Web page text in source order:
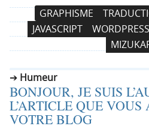
a
t
i
o
a
u
c
o
GRAPHISME
JAVASCRIPT
WORDPRESS
Humeur
BONJOUR, JE SUIS
L’ARTICLE QUE VOUS
VOTRE BLOG